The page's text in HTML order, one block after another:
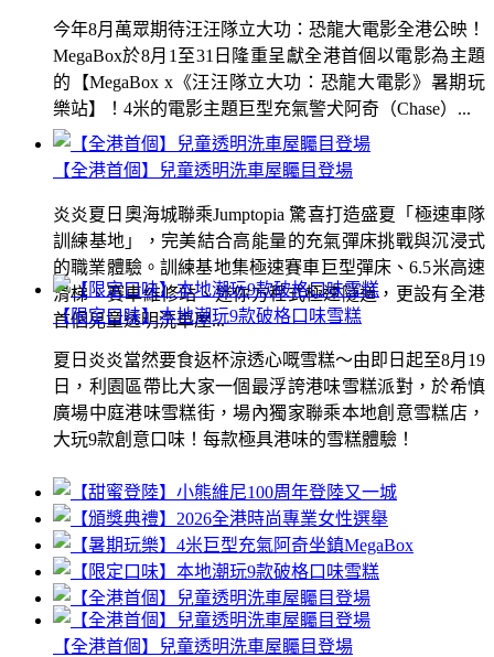
【全港首個】兒童透明洗車屋矚目登場
炎炎夏日奧海城聯乘Jumptopia 驚喜打造盛夏「極速車隊
訓練基地」，完美結合高能量的充氣彈床挑戰與沉浸式
的職業體驗。訓練基地集極速賽車巨型彈床、6.5米高速
滑梯、賽車維修站、迷你方程式極速隧道，更設有全港
首個兒童透明洗車屋...
今年8月萬眾期待汪汪隊立大功：恐龍大電影全港公映！
MegaBox於8月1至31日隆重呈獻全港首個以電影為主題
的【MegaBox x《汪汪隊立大功：恐龍大電影》暑期玩
樂站】！4米的電影主題巨型充氣警犬阿奇（Chase）...
【限定口味】本地潮玩9款破格口味雪糕
夏日炎炎當然要食返杯涼透心嘅雪糕～由即日起至8月19
日，利園區帶比大家一個最浮誇港味雪糕派對，於希慎
廣場中庭港味雪糕街，場內獨家聯乘本地創意雪糕店，
大玩9款創意口味！每款極具港味的雪糕體驗！
【全港首個】兒童透明洗車屋矚目登場